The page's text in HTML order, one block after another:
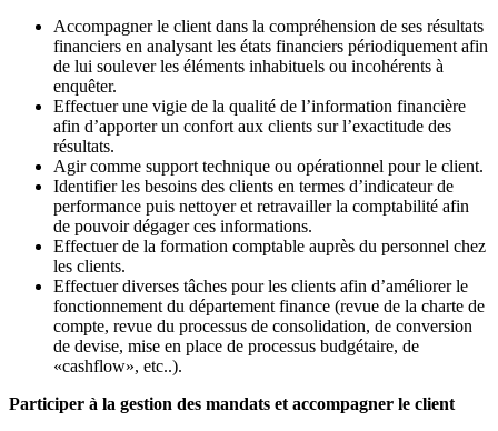
Accompagner le client dans la compréhension de ses résultats
financiers en analysant les états financiers périodiquement afin
de lui soulever les éléments inhabituels ou incohérents à
enquêter.
Effectuer une vigie de la qualité de l’information financière
afin d’apporter un confort aux clients sur l’exactitude des
résultats.
Agir comme support technique ou opérationnel pour le client.
Identifier les besoins des clients en termes d’indicateur de
performance puis nettoyer et retravailler la comptabilité afin
de pouvoir dégager ces informations.
Effectuer de la formation comptable auprès du personnel chez
les clients.
Effectuer diverses tâches pour les clients afin d’améliorer le
fonctionnement du département finance (revue de la charte de
compte, revue du processus de consolidation, de conversion
de devise, mise en place de processus budgétaire, de
«cashflow», etc..).
Participer à la gestion des mandats et accompagner le client